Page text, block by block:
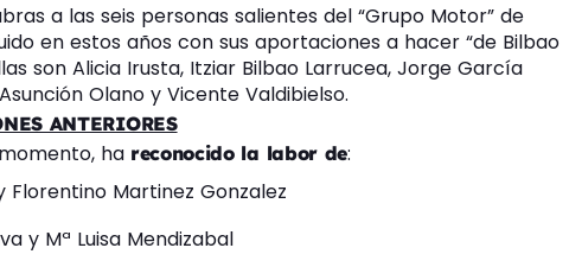
a las seis personas salientes del “Grupo Motor” de
en estos años con sus aportaciones a hacer “de Bilbao
son Alicia Irusta, Itziar Bilbao Larrucea, Jorge García
Olano y Vicente Valdibielso.
ANTERIORES
ha reconocido la labor de:
Florentino Martinez Gonzalez
y Mª Luisa Mendizabal